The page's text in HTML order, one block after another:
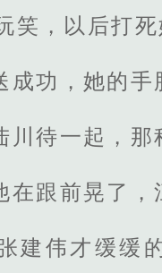
笑，以后打死
成功，她的手
川待一起，那
在跟前晃了，
建伟才缓缓